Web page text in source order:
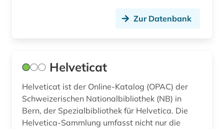
geschichte 1870-2019 (2)
handke (1)
held (1)
Zur Datenbank
Helveticat
Helveticat ist der Online-Katalog (OPAC) der
Schweizerischen Nationalbibliothek (NB) in
Bern, der Spezialbibliothek für Helvetica. Die
Helvetica-Sammlung umfasst nicht nur die